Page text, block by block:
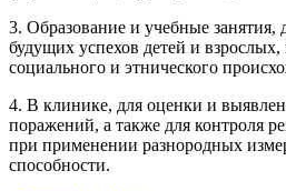
3. Образование и учебные занятия,
будущих успехов детей и
социального и этнического
4. В клинике, для оценки и
поражений, а также для контроля
при применении разнородных
способности.